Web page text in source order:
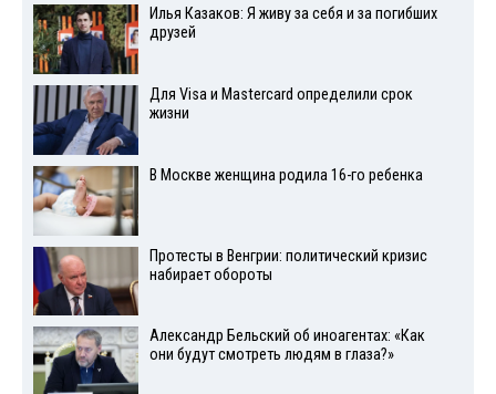
Илья Казаков: Я живу за себя и за погибших
друзей
Для Visа и Mastercard определили срок
жизни
В Москве женщина родила 16-го ребенка
Протесты в Венгрии: политический кризис
набирает обороты
Александр Бельский об иноагентах: «Как
они будут смотреть людям в глаза?»